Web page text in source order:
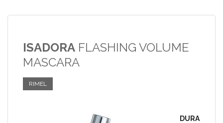
ISADORA FLASHING VOLUME
MASCARA
RIMEL
DURA